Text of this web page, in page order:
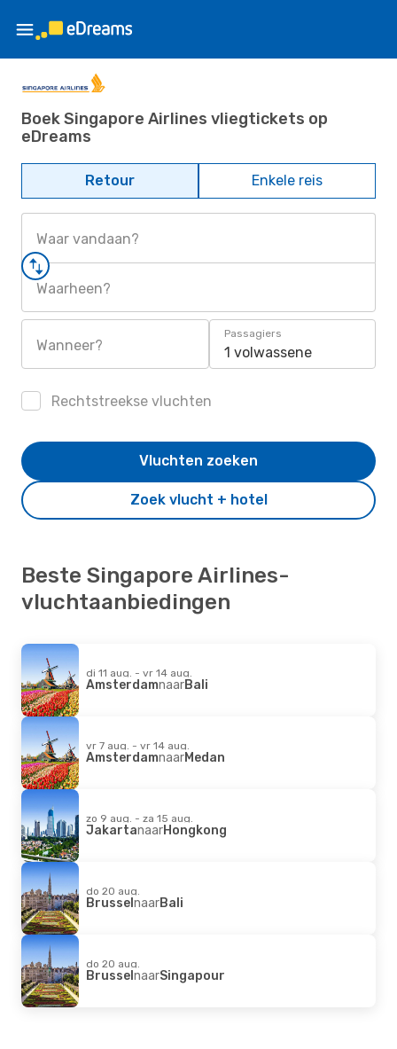
Boek Singapore Airlines vliegtickets op
eDreams
Retour Enkele reis
Waar vandaan?
Waarheen?
Wanneer?
Passagiers
1 volwassene
Rechtstreekse vluchten
Zoek vlucht + hotel
Vluchten zoeken
Beste Singapore Airlines-
vluchtaanbiedingen
di 11 aug. - vr 14 aug.
AmsterdamnaarBali
vr 7 aug. - vr 14 aug.
AmsterdamnaarMedan
zo 9 aug. - za 15 aug.
JakartanaarHongkong
do 20 aug.
BrusselnaarBali
do 20 aug.
BrusselnaarSingapour